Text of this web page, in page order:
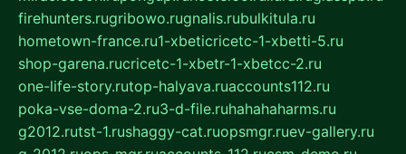
firehunters.rugribowo.rugnalis.rubulkitula.ru
hometown-france.ru1-xbeticricetc-1-xbetti-5.ru
shop-garena.rucricetc-1-xbetr-1-xbetcc-2.ru
one-life-story.rutop-halyava.ruaccounts112.ru
poka-vse-doma-2.ru3-d-file.ruhahahaharms.ru
g2012.rutst-1.rushaggy-cat.ruopsmgr.ruev-gallery.ru